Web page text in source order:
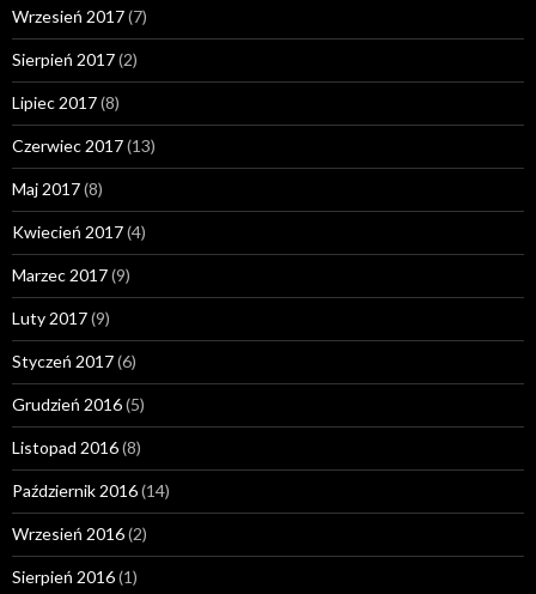
Wrzesień 2017(7)
Sierpień 2017(2)
Lipiec 2017(8)
Czerwiec 2017(13)
Maj 2017(8)
Kwiecień 2017(4)
Marzec 2017(9)
Luty 2017(9)
Styczeń 2017(6)
Grudzień 2016(5)
Listopad 2016(8)
Październik 2016(14)
Wrzesień 2016(2)
Sierpień 2016(1)